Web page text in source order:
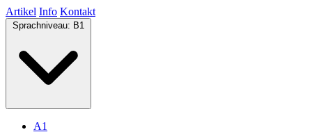
Artikel Info Kontakt
Sprachniveau: B1
A1